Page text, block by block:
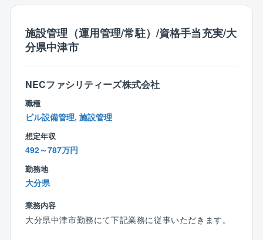
気工事・配管・空調・消防設備・建築・土木をワンス
■入社後の流れ：
経験の浅い方には簡単な現場作業から見ていただき、
経験をお持ちの方には今までの経験を活かせるお仕事
をお任せします。
く、働きやすい環境を整えています。
■資格補助
資格を取る際の費用は2回までは会社負担で受けること
■同社について：
施設管理（運用管理/常駐）/資格手当充実/大
分県中津市
NECファシリティーズ株式会社
職種
ビル設備管理, 施設管理
想定年収
492～787万円
勤務地
大分県
業務内容
大分県中津市勤務にて下記業務に従事いただきます。